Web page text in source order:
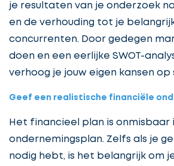
je resultaten van je onderzoek
en de verhouding tot je
concurrenten. Door gedegen
doen en een eerlijke SWOT-
verhoog je jouw eigen kansen op
Geef een realistische financiële
Het financieel plan is onmisbaar
ondernemingsplan. Zelfs als je
nodig hebt, is het belangrijk om